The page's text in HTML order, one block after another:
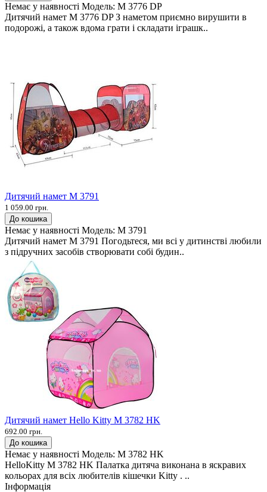
Немає у наявності Модель: M 3776 DP
Дитячий намет M 3776 DP З наметом приємно вирушити в
подорожі, а також вдома грати і складати іграшк..
Дитячий намет M 3791
1 059.00 грн.
До кошика
Немає у наявності Модель: M 3791
Дитячий намет M 3791 Погодьтеся, ми всі у дитинстві любили
з підручних засобів створювати собі будин..
Дитячий намет Hello Kitty M 3782 HK
692.00 грн.
До кошика
Немає у наявності Модель: M 3782 HK
HelloKitty M 3782 HK Палатка дитяча виконана в яскравих
кольорах для всіх любителів кішечки Kitty . ..
Інформація